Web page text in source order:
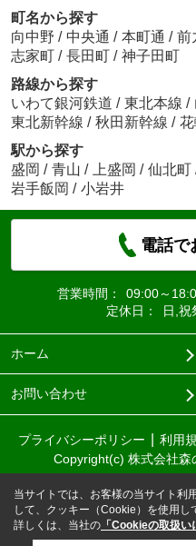
町名から探す
向中野 / 中央通 / 本町通 / 前
志家町 / 長田町 / 神子田町
路線から探す
いわて銀河鉄道 / 東北本線 /
東北新幹線 / 秋田新幹線 /
駅から探す
盛岡 / 青山 / 上盛岡 / 仙北町
岩手飯岡 / 小岩井
電話で
営業時間：
09:00～
定休日：
日,祝
ホーム
お問い合わせ
プライバシーポリシー 利用
Copyright(c) 株式会社
当サイトでは、お客様の当サイト利
して、クッキー（Cookie）を使用し
詳しくは、当社の 「Cookieの取扱い